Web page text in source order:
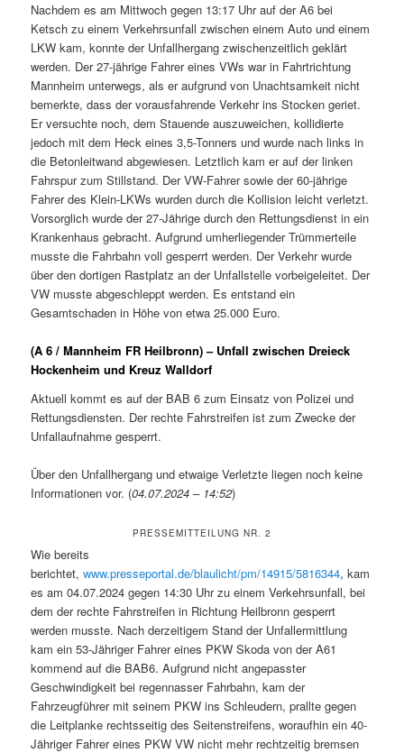
Nachdem es am Mittwoch gegen 13:17 Uhr auf der A6 bei
Ketsch zu einem Verkehrsunfall zwischen einem Auto und einem
LKW kam, konnte der Unfallhergang zwischenzeitlich geklärt
werden. Der 27-jährige Fahrer eines VWs war in Fahrtrichtung
Mannheim unterwegs, als er aufgrund von Unachtsamkeit nicht
bemerkte, dass der vorausfahrende Verkehr ins Stocken geriet.
Er versuchte noch, dem Stauende auszuweichen, kollidierte
jedoch mit dem Heck eines 3,5-Tonners und wurde nach links in
die Betonleitwand abgewiesen. Letztlich kam er auf der linken
Fahrspur zum Stillstand. Der VW-Fahrer sowie der 60-jährige
Fahrer des Klein-LKWs wurden durch die Kollision leicht verletzt.
Vorsorglich wurde der 27-Jährige durch den Rettungsdienst in ein
Krankenhaus gebracht. Aufgrund umherliegender Trümmerteile
musste die Fahrbahn voll gesperrt werden. Der Verkehr wurde
über den dortigen Rastplatz an der Unfallstelle vorbeigeleitet. Der
VW musste abgeschleppt werden. Es entstand ein
Gesamtschaden in Höhe von etwa 25.000 Euro.
(A 6 / Mannheim FR Heilbronn) – Unfall zwischen Dreieck
Hockenheim und Kreuz Walldorf
Aktuell kommt es auf der BAB 6 zum Einsatz von Polizei und
Rettungsdiensten. Der rechte Fahrstreifen ist zum Zwecke der
Unfallaufnahme gesperrt.
Über den Unfallhergang und etwaige Verletzte liegen noch keine
Informationen vor. (04.07.2024 – 14:52)
PRESSEMITTEILUNG NR. 2
Wie bereits
berichtet,www.presseportal.de/blaulicht/pm/14915/5816344, kam
es am 04.07.2024 gegen 14:30 Uhr zu einem Verkehrsunfall, bei
dem der rechte Fahrstreifen in Richtung Heilbronn gesperrt
werden musste. Nach derzeitigem Stand der Unfallermittlung
kam ein 53-Jähriger Fahrer eines PKW Skoda von der A61
kommend auf die BAB6. Aufgrund nicht angepasster
Geschwindigkeit bei regennasser Fahrbahn, kam der
Fahrzeugführer mit seinem PKW ins Schleudern, prallte gegen
die Leitplanke rechtsseitig des Seitenstreifens, woraufhin ein 40-
Jähriger Fahrer eines PKW VW nicht mehr rechtzeitig bremsen